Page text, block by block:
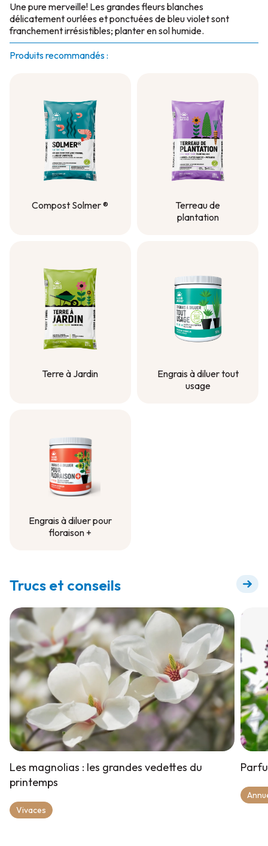
Une pure merveille! Les grandes fleurs blanches
délicatement ourlées et ponctuées de bleu violet sont
franchement irrésistibles; planter en sol humide.
Produits recommandés :
Compost Solmer ®
Terreau de
plantation
Terre à Jardin
Engrais à diluer tout
usage
Engrais à diluer pour
floraison +
Trucs et conseils
Les magnolias : les grandes vedettes du
printemps
Vivaces